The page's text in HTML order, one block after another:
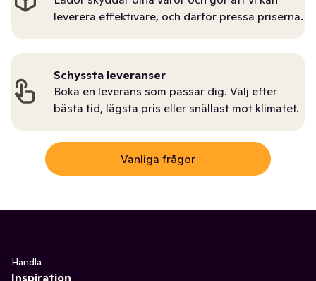
leverera effektivare, och därför pressa priserna.
Schyssta leveranser
Boka en leverans som passar dig. Välj efter
bästa tid, lägsta pris eller snällast mot klimatet.
Vanliga frågor
Handla
Inspiration